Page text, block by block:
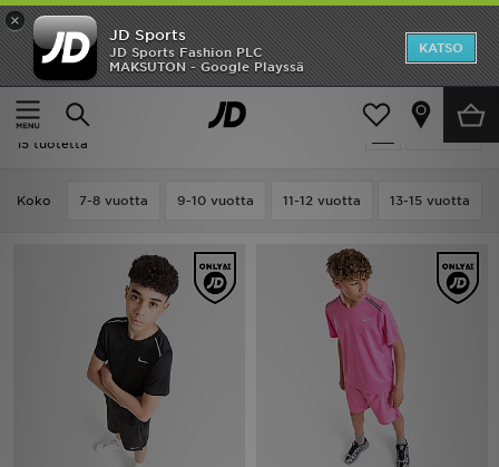
×
JD Sports
JD Sports Fashion PLC
MAKSUTON - Google Playssä
KATSO
Etusivu
Lapset
Suodata
Lapset - Nike Miler
15 tuotetta
Koko 7-8 vuotta 9-10 vuotta 11-12 vuotta 13-15 vuotta
Etusivu
Ale
Uutuudet
Tuotemerkit